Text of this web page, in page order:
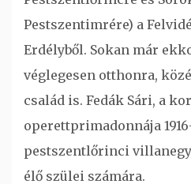
Pestszentimrére) a
Erdélyből. Sokan már
véglegesen otthonra,
család is. Fedák Sári, a
operettprimadonnája
pestszentlőrinci
élő szülei számára.